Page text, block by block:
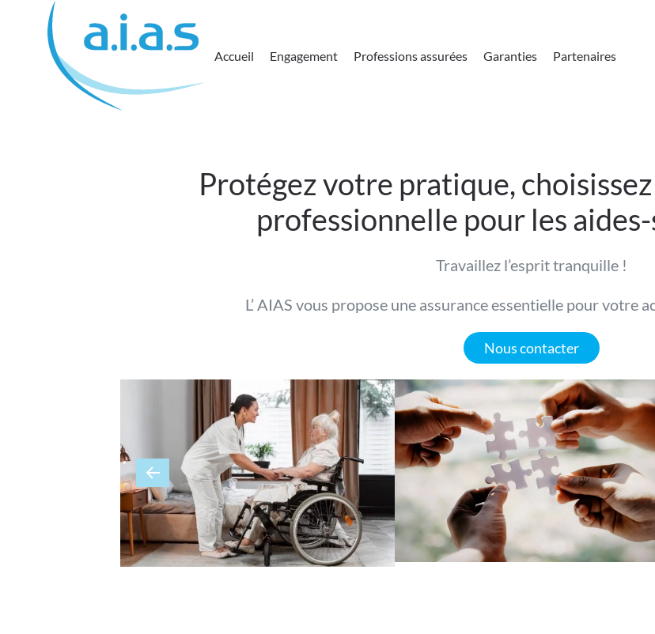
Passer au contenu principal
Accueil Engagement Professions assurées Garanties Partenaires
Protégez votre pratique,
professionnelle pour les
Travaillez l’esprit tranquille !
L’ AIAS vous propose une assurance essentielle pour votre
Nous contacter